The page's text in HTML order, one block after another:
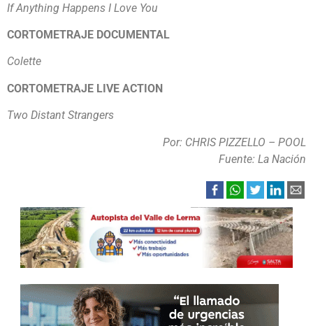
If Anything Happens I Love You
CORTOMETRAJE DOCUMENTAL
Colette
CORTOMETRAJE LIVE ACTION
Two Distant Strangers
Por: CHRIS PIZZELLO – POOL
Fuente: La Nación